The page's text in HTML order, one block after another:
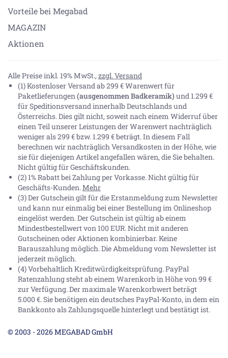
Vorteile bei Megabad
MAGAZIN
Aktionen
Alle Preise inkl. 19% MwSt., zzgl. Versand
(1) Kostenloser Versand ab 299 € Warenwert für
Paketlieferungen (ausgenommen Badkeramik) und 1.299 €
für Speditionsversand innerhalb Deutschlands und
Österreichs. Dies gilt nicht, soweit nach einem Widerruf über
einen Teil unserer Leistungen der Warenwert nachträglich
weniger als 299 € bzw. 1.299 € beträgt. In diesem Fall
berechnen wir nachträglich Versandkosten in der Höhe, wie
sie für diejenigen Artikel angefallen wären, die Sie behalten.
Nicht gültig für Geschäftskunden.
(2) 1% Rabatt bei Zahlung per Vorkasse. Nicht gültig für
Geschäfts-Kunden. Mehr
(3) Der Gutschein gilt für die Erstanmeldung zum Newsletter
und kann nur einmalig bei einer Bestellung im Onlineshop
eingelöst werden. Der Gutschein ist gültig ab einem
Mindestbestellwert von 100 EUR. Nicht mit anderen
Gutscheinen oder Aktionen kombinierbar. Keine
Barauszahlung möglich. Die Abmeldung vom Newsletter ist
jederzeit möglich.
(4) Vorbehaltlich Kreditwürdigkeitsprüfung. PayPal
Ratenzahlung steht ab einem Warenkorb in Höhe von 99 €
zur Verfügung. Der maximale Warenkorbwert beträgt
5.000 €. Sie benötigen ein deutsches PayPal-Konto, in dem ein
Bankkonto als Zahlungsquelle hinterlegt und bestätigt ist.
© 2003 - 2026 MEGABAD GmbH